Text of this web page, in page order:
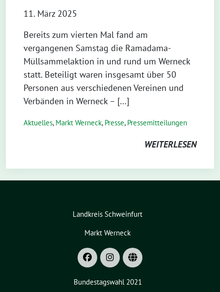
11. März 2025
Bereits zum vierten Mal fand am
vergangenen Samstag die Ramadama-
Müllsammelaktion in und rund um Werneck
statt. Beteiligt waren insgesamt über 50
Personen aus verschiedenen Vereinen und
Verbänden in Werneck – […]
Aktuelles, Markt Werneck, Presse, Pressemitteilungen
WEITERLESEN
Landkreis Schweinfurt
Markt Werneck
Bundestagswahl 2021